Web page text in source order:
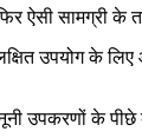
ऐसी सामग्री
उपयोग के
उपकरणों के पीछे